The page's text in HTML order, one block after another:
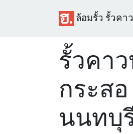
ล้อมรั้ว รั้วคา
รั้วคา
กระส
นนทบุ